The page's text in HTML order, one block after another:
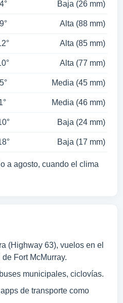
Baja (26 mm)
Alta (88 mm)
Alta (85 mm)
Alta (77 mm)
Media (45 mm)
Media (46 mm)
Baja (24 mm)
Baja (17 mm)
a agosto, cuando el clima
(Highway 63), vuelos en el
Fort McMurray.
municipales, ciclovías.
de transporte como